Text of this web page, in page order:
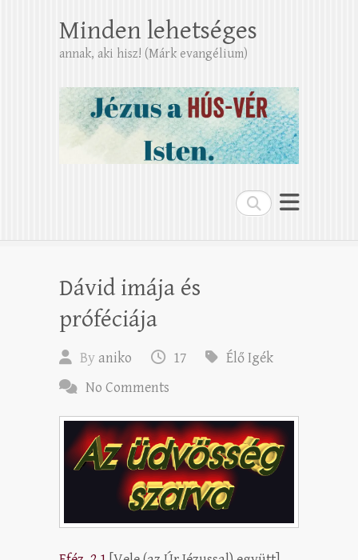
Search
Minden lehetséges
annak, aki hisz! (Márk evangélium)
Dávid imája és
próféciája
By aniko 17
Élő Igék
No Comments